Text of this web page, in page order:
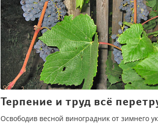
Терпение и труд всё
Освободив весной виноградник от зимнего